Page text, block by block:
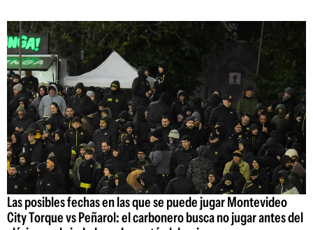
Las posibles fechas en las que se puede jugar Montevideo
City Torque vs Peñarol: el carbonero busca no jugar antes del